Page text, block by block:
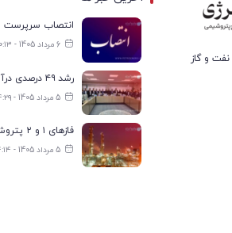
و گاز
6 مرداد 1405 - ۱۰:۱۳
5 مرداد 1405 - ۱۴:۲۹
5 مرداد 1405 - ۱۴:۱۴